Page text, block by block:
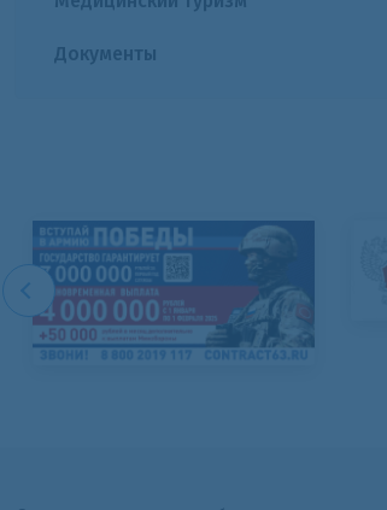
Документы